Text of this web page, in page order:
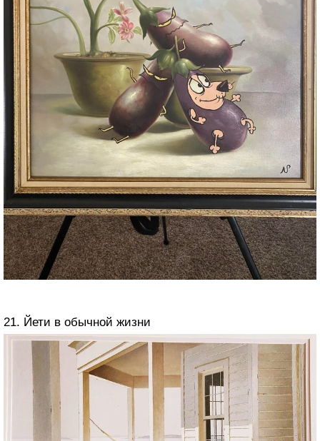
21. Йети в обычной жизни